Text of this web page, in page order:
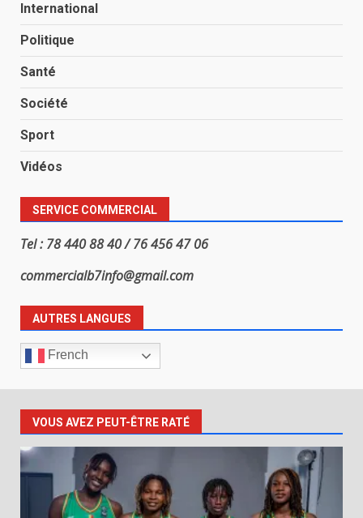
International
Politique
Santé
Société
Sport
Vidéos
SERVICE COMMERCIAL
Tel : 78 440 88 40 / 76 456 47 06
commercialb7info@gmail.com
AUTRES LANGUES
French
VOUS AVEZ PEUT-ÊTRE RATÉ